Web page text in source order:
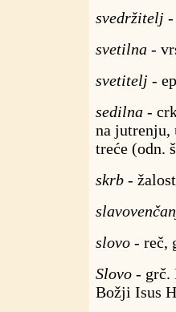
svedržitelj -
svetilna -
svetitelj -
sedilna -
na jutrenju,
treće (odn.
skrb -
slovo - reč,
Slovo - grč.
Božji Isus